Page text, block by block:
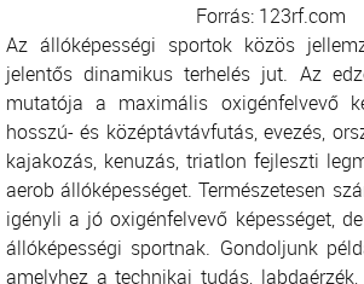
Forrás: 123rf.com
Az állóképességi sportok közös
jelentős dinamikus terhelés jut. Az
mutatója a maximális oxigénfelvevő
hosszú- és középtávtávfutás, evezés,
kajakozás, kenuzás, triatlon fejleszti
aerob állóképességet. Természetesen
igényli a jó oxigénfelvevő képességet,
állóképességi sportnak. Gondoljunk
amelyhez a technikai tudás,